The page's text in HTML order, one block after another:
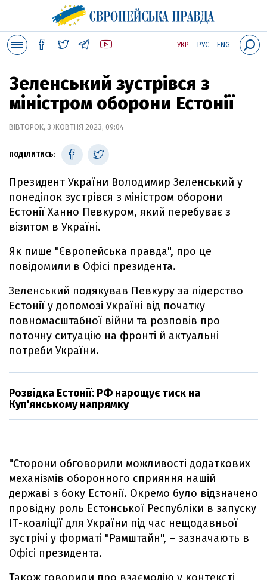
УКР РУС ENG
Зеленський зустрівся з
міністром оборони Естонії
ВІВТОРОК, 3 ЖОВТНЯ 2023, 09:04
ПОДІЛИТИСЬ:
Президент України Володимир Зеленський у
понеділок зустрівся з міністром оборони
Естонії Ханно Певкуром, який перебуває з
візитом в Україні.
Як пише "Європейська правда", про це
повідомили в Офісі президента.
Зеленський подякував Певкуру за лідерство
Естонії у допомозі Україні від початку
повномасштабної війни та розповів про
поточну ситуацію на фронті й актуальні
потреби України.
Розвідка Естонії: РФ нарощує тиск на
Куп'янському напрямку
"Сторони обговорили можливості додаткових
механізмів оборонного сприяння нашій
державі з боку Естонії. Окремо було відзначено
провідну роль Естонської Республіки в запуску
ІТ-коаліції для України під час нещодавньої
зустрічі у форматі "Рамштайн", – зазначають в
Офісі президента.